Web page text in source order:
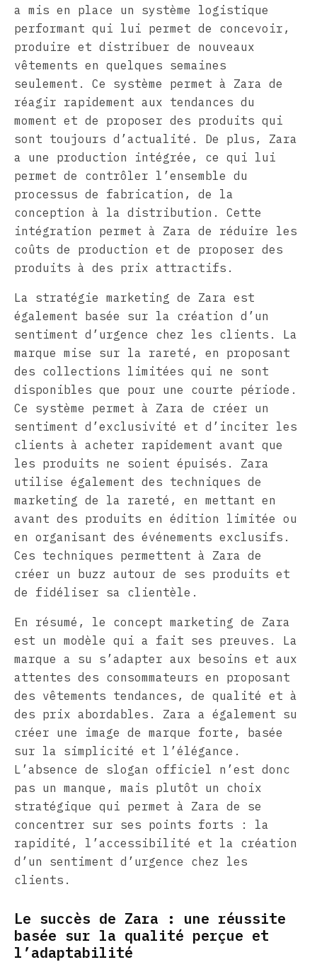
a mis en place un système logistique
performant qui lui permet de concevoir,
produire et distribuer de nouveaux
vêtements en quelques semaines
seulement. Ce système permet à Zara de
réagir rapidement aux tendances du
moment et de proposer des produits qui
sont toujours d’actualité. De plus, Zara
a une production intégrée, ce qui lui
permet de contrôler l’ensemble du
processus de fabrication, de la
conception à la distribution. Cette
intégration permet à Zara de réduire les
coûts de production et de proposer des
produits à des prix attractifs.
La stratégie marketing de Zara est
également basée sur la création d’un
sentiment d’urgence chez les clients. La
marque mise sur la rareté, en proposant
des collections limitées qui ne sont
disponibles que pour une courte période.
Ce système permet à Zara de créer un
sentiment d’exclusivité et d’inciter les
clients à acheter rapidement avant que
les produits ne soient épuisés. Zara
utilise également des techniques de
marketing de la rareté, en mettant en
avant des produits en édition limitée ou
en organisant des événements exclusifs.
Ces techniques permettent à Zara de
créer un buzz autour de ses produits et
de fidéliser sa clientèle.
En résumé, le concept marketing de Zara
est un modèle qui a fait ses preuves. La
marque a su s’adapter aux besoins et aux
attentes des consommateurs en proposant
des vêtements tendances, de qualité et à
des prix abordables. Zara a également su
créer une image de marque forte, basée
sur la simplicité et l’élégance.
L’absence de slogan officiel n’est donc
pas un manque, mais plutôt un choix
stratégique qui permet à Zara de se
concentrer sur ses points forts : la
rapidité, l’accessibilité et la création
d’un sentiment d’urgence chez les
clients.
Le succès de Zara : une réussite
basée sur la qualité perçue et
l’adaptabilité